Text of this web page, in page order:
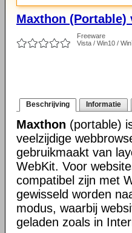
Maxthon (Portable)
Freeware
Vista / Win10 /
Beschrijving Informatie
Maxthon (portable)
veelzijdige
gebruikmaakt van
WebKit. Voor
compatibel zijn met
gewisseld worden
modus, waarbij
geladen zoals in